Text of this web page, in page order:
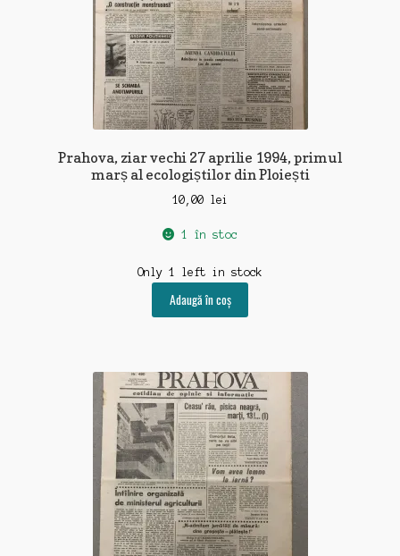
Prahova, ziar vechi 27 aprilie 1994, primul
marș al ecologiștilor din Ploiești
10,00 lei
1 în stoc
Only 1 left in stock
Adaugă în coș